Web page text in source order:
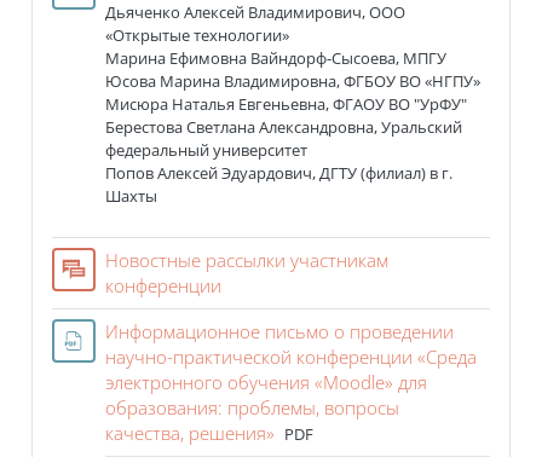
Дьяченко Алексей Владимирович, ООО
«Открытые технологии»
Марина Ефимовна Вайндорф-Сысоева, МПГУ
Юсова Марина Владимировна,ФГБОУ ВО «НГПУ»
Мисюра Наталья Евгеньевна, ФГАОУ ВО "УрФУ"
Берестова Светлана Александровна,Уральский
федеральный университет
ПоповАлексейЭдуардович,ДГТУ (филиал) в г.
Шахты
Новостные рассылки участникам
конференции
Информационное письмо о проведении
научно-практической конференции «Среда
электронного обучения «Moodle» для
образования: проблемы, вопросы
качества, решения» Файл
PDF